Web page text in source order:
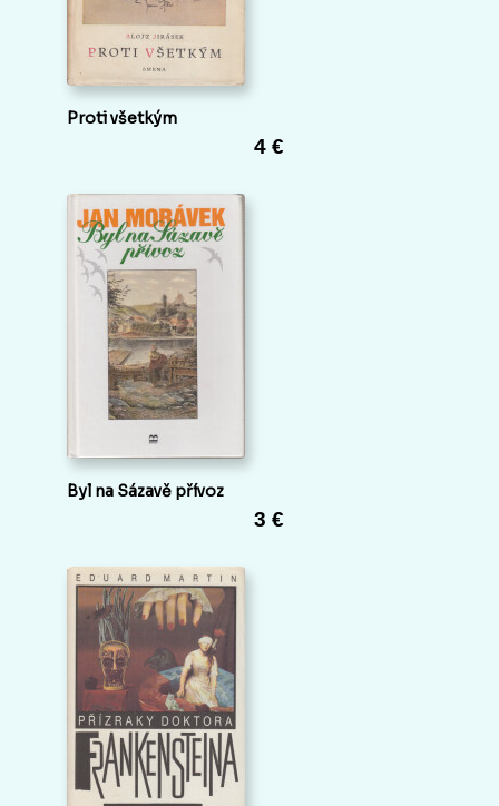
Proti všetkým
4 €
Byl na Sázavě přívoz
3 €